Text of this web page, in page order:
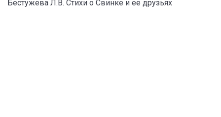
Бестужева Л.В. Стихи о Свинке и ее друзьях